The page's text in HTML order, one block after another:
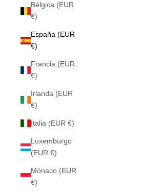
Bélgica (EUR
€)
España (EUR
€)
Francia (EUR
€)
Irlanda (EUR
€)
Italia (EUR €)
Luxemburgo
(EUR €)
Mónaco (EUR
€)